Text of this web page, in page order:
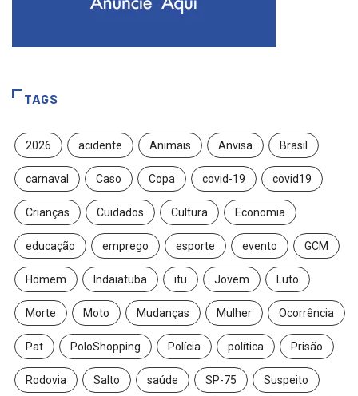
TAGS
2026 acidente Animais Anvisa Brasil
carnaval Caso Copa covid-19 covid19
Crianças Cuidados Cultura Economia
educação emprego esporte evento GCM
Homem Indaiatuba itu Jovem Luto
Morte Moto Mudanças Mulher Ocorrência
Pat PoloShopping Polícia política Prisão
Rodovia Salto saúde SP-75 Suspeito